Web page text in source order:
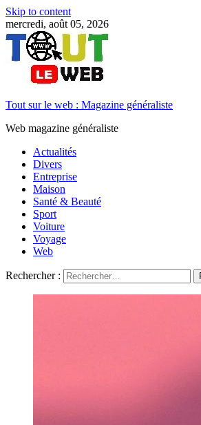
Skip to content
mercredi, août 05, 2026
Tout sur le web : Magazine généraliste
Web magazine généraliste
Actualités
Divers
Entreprise
Maison
Santé & Beauté
Sport
Voiture
Voyage
Web
Rechercher :